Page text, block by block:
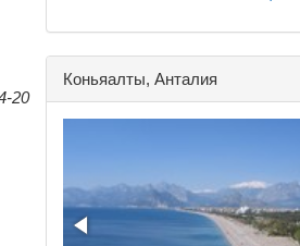
20
Коньяалты, Анталия